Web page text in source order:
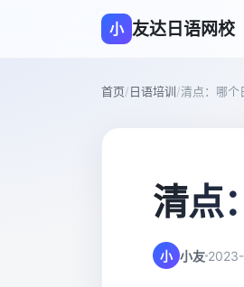
小 友达日语网校
首页/日语培训/清点：哪个
清点
小 小友